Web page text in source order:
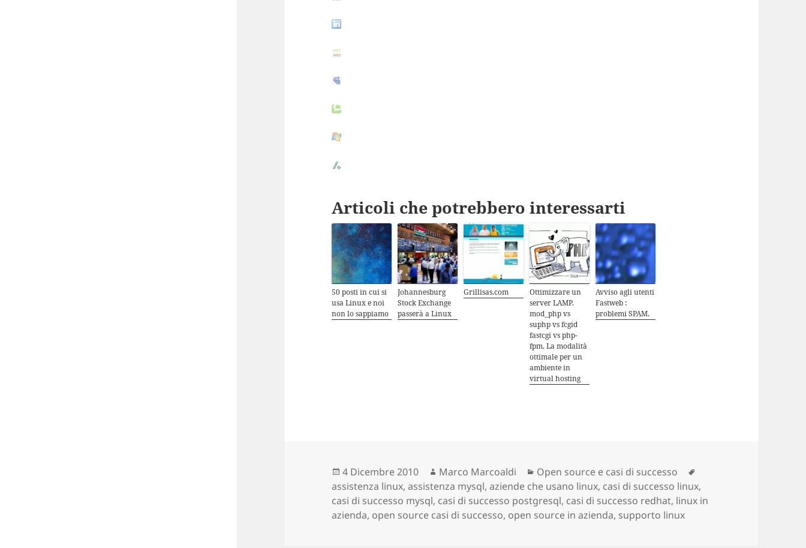
Articoli che potrebbero interessarti
50 posti in cui si
usa Linux e noi
non lo sappiamo
Johannesburg
Stock Exchange
passerà a Linux
Grillisas.com
Ottimizzare un
server LAMP.
mod_php vs
suphp vs fcgid
fastcgi vs php-
fpm. La modalità
ottimale per un
ambiente in
virtual hosting
Avviso agli utenti
Fastweb :
problemi SPAM.
Scritto
il
4 Dicembre 2010 Autore
Marco Marcoaldi Categorie
Open source e casi di successo
assistenza linux,assistenza mysql,aziende che usano linux, casi di successo linux,
casi di successo mysql, casi di successo postgresql, casi di successo redhat, linux in
azienda, open source casi di successo, open source in azienda, supporto linux